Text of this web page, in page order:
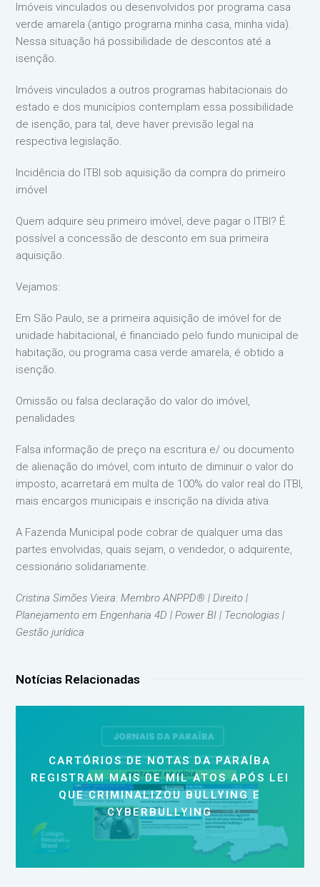
Imóveis vinculados ou desenvolvidos por programa casa
verde amarela (antigo programa minha casa, minha vida).
Nessa situação há possibilidade de descontos até a
isenção.
Imóveis vinculados a outros programas habitacionais do
estado e dos municípios contemplam essa possibilidade
de isenção, para tal, deve haver previsão legal na
respectiva legislação.
Incidência do ITBI sob aquisição da compra do primeiro
imóvel
Quem adquire seu primeiro imóvel, deve pagar o ITBI? É
possível a concessão de desconto em sua primeira
aquisição.
Vejamos:
Em São Paulo, se a primeira aquisição de imóvel for de
unidade habitacional, é financiado pelo fundo municipal de
habitação, ou programa casa verde amarela, é obtido a
isenção.
Omissão ou falsa declaração do valor do imóvel,
penalidades
Falsa informação de preço na escritura e/ ou documento
de alienação do imóvel, com intuito de diminuir o valor do
imposto, acarretará em multa de 100% do valor real do ITBI,
mais encargos municipais e inscrição na dívida ativa.
A Fazenda Municipal pode cobrar de qualquer uma das
partes envolvidas, quais sejam, o vendedor, o adquirente,
cessionário solidariamente.
Cristina Simões Vieira: Membro ANPPD® | Direito |
Planejamento em Engenharia 4D | Power BI | Tecnologias |
Gestão jurídica
Notícias Relacionadas
CARTÓRIOS DE NOTAS DA PARAÍBA
REGISTRAM MAIS DE MIL ATOS APÓS LEI
QUE CRIMINALIZOU BULLYING E
CYBERBULLYING